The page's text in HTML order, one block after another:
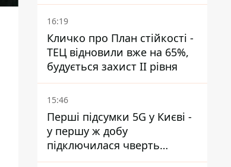
16:19
Кличко про План стійкості -
ТЕЦ відновили вже на 65%,
будується захист ІІ рівня
15:46
Перші підсумки 5G у Києві -
у першу ж добу
підключилася чверть
мільйона абонентів